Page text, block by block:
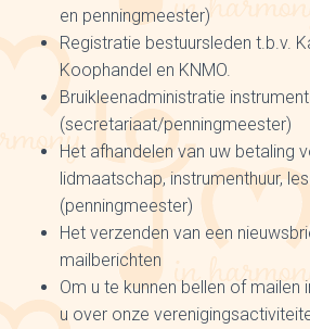
en penningmeester)
Registratie bestuursleden t.b.v.
Koophandel en KNMO.
Bruikleenadministratie
(secretariaat/penningmeester)
Het afhandelen van uw betaling
lidmaatschap, instrumenthuur,
(penningmeester)
Het verzenden van een
mailberichten
Om u te kunnen bellen of mailen
u over onze